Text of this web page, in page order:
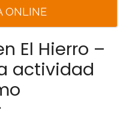
ONLINE
El Hierro –
actividad